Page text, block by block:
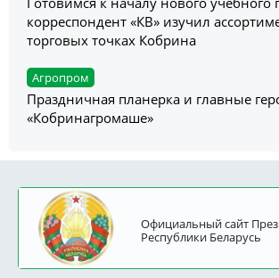
корреспондент «КВ» изучил
торговых точках Кобрина
Агропром
Праздничная планерка и главные
«Кобринагромаше»
Официальный сайт
Республики Беларусь